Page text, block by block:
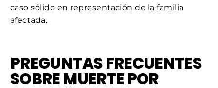
caso sólido en representación de la familia
afectada.
PREGUNTAS FRECUENTES
SOBRE MUERTE POR